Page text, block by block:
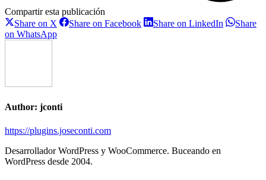
Compartir esta publicación
Share on X Share
on
Share on FacebookShareShare on LinkedIn ShareShare
on WhatsAppShare
Author: jconti
https://plugins.joseconti.com
Desarrollador WordPress y WooCommerce. Buceando en
WordPress desde 2004.